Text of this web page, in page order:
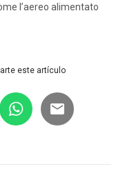
l’aereo alimentato
este artículo